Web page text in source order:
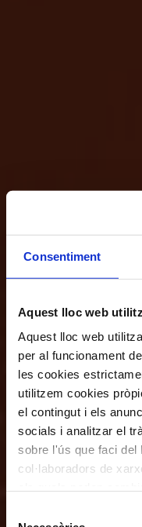
Consentiment
Aquest lloc web
Aquest lloc web
per al funcionament
les cookies
utilitzem cookies
el contingut i els
socials i analitzar el
sobre l'ús que faci del
col·laboradors de